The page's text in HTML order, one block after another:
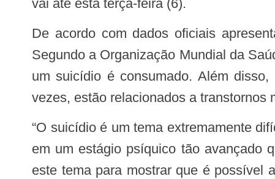
vai até esta terça-feira (6).
De acordo com dados oficiais apresentados no evento, em 2015, 130 pessoas retiraram a própria vida no Distrito Federal.
Segundo a Organização Mundial da
um suicídio é consumado. Além
vezes, estão relacionados a transtornos
“O suicídio é um tema extremamente difícil e complicado para o profissional de saúde, porque muitas vezes o paciente já chega
em um estágio psíquico tão avançado
este tema para mostrar que é possível